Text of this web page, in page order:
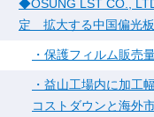
◆OSUNG LST CO.,
定 拡大する中国偏光
・保護フィルム販売
・益山工場内に加
コストダウンと海外